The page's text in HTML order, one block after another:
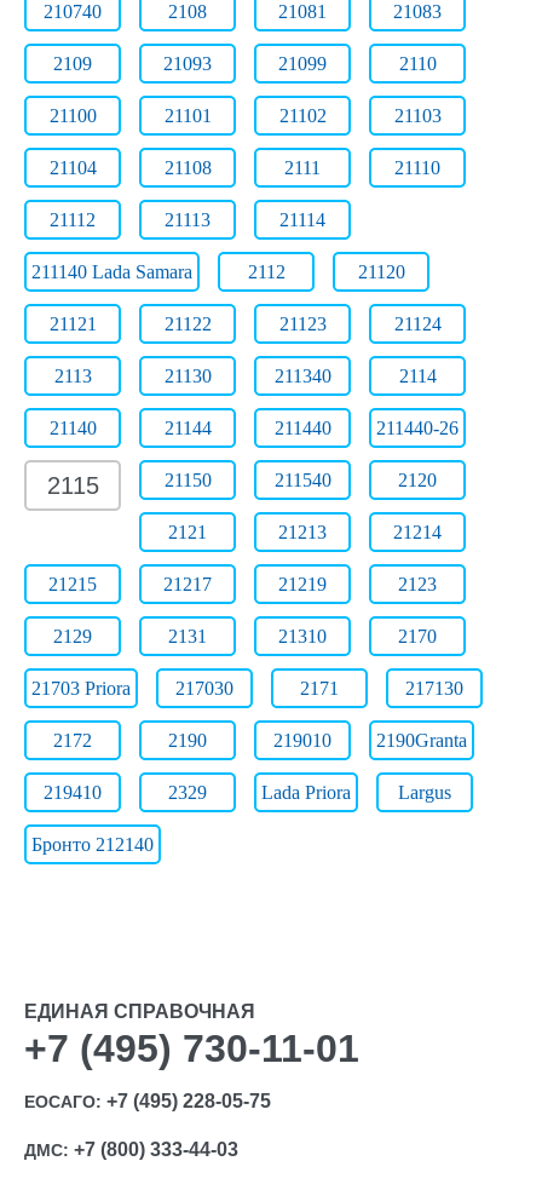
210740 2108 21081 21083
2109 21093 21099 2110
21100 21101 21102 21103
21104 21108 2111 21110
21112 21113 21114
211140 Lada Samara 2112 21120
21121 21122 21123 21124
2113 21130 211340 2114
21140 21144 211440 211440-26
2115 21150 211540 2120
2121 21213 21214
21215 21217 21219 2123
2129 2131 21310 2170
21703 Priora 217030 2171 217130
2172 2190 219010 2190Granta
219410 2329 Lada Priora Largus
Бронто 212140
ЕДИНАЯ СПРАВОЧНАЯ
+7 (495) 730-11-01
ЕОСАГО: +7 (495) 228-05-75
ДМС: +7 (800) 333-44-03